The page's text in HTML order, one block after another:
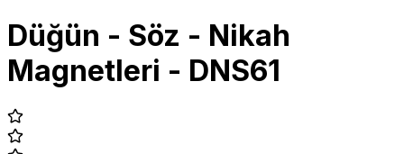
Düğün - Söz - Nikah
Magnetleri - DNS61